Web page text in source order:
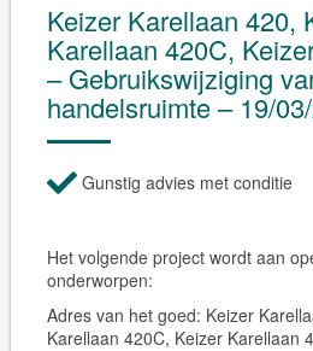
Keizer Karellaan 420,
Karellaan 420C,
– Gebruikswijziging
handelsruimte – 19/
Gunstig advies met conditie
Het volgende project wordt aan
onderworpen:
Adres van het goed: Keizer
Karellaan 420C, Keizer Karellaan